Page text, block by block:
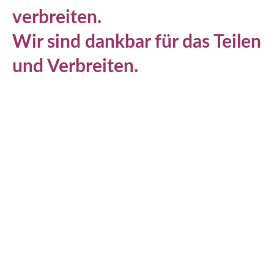
verbreiten.
Wir sind dankbar für das Teilen
und Verbreiten.